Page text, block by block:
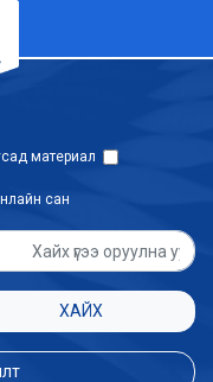
материал
сан
ХАЙХ